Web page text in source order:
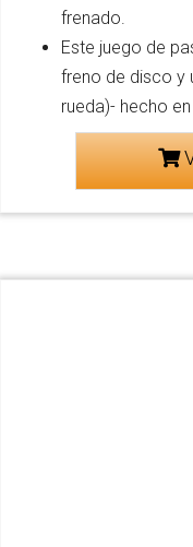
frenado.
Este juego de
freno de disco y
rueda)- hecho